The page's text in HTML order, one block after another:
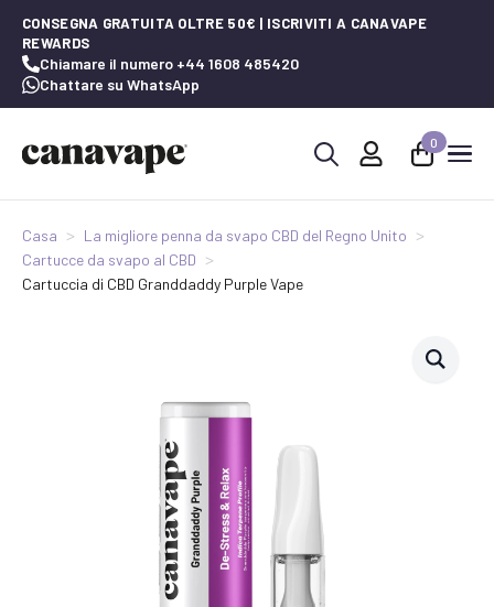
CONSEGNA GRATUITA OLTRE 50€ | ISCRIVITI A CANAVAPE
REWARDS
Chiamare il numero +44 1608 485420
Chattare su WhatsApp
0
Casa
La migliore penna da svapo CBD del Regno Unito
Cartucce da svapo al CBD
Cartuccia di CBD Granddaddy Purple Vape